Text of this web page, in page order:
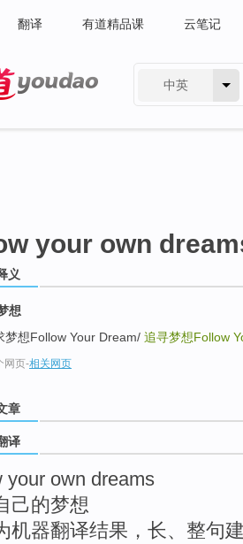
翻译 有道精品课 云笔记
中英
your own
义
想
梦想Follow Your Dream/ 追寻梦想Follow
网页-相关网页
章
译
your own dreams
己的梦想
机器翻译结果，长、整句